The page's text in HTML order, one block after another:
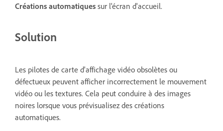
Créations automatiques sur l'écran d'accueil.
Solution
Les pilotes de carte d'affichage vidéo obsolètes ou
défectueux peuvent afficher incorrectement le mouvement
vidéo ou les textures. Cela peut conduire à des images
noires lorsque vous prévisualisez des créations
automatiques.